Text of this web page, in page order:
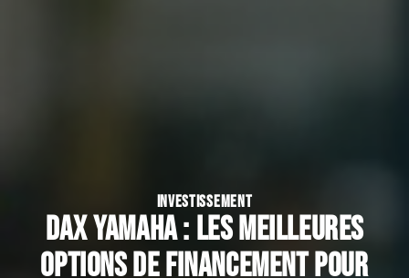
INVESTISSEMENT
Dax Yamaha : les meilleures
options de financement pour